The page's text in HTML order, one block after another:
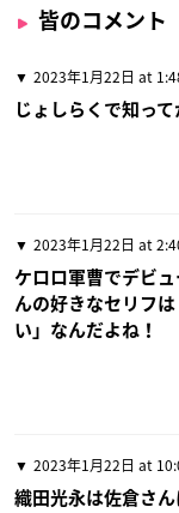
皆のコメント
2023年1月22日 at
じょしらくで知っ
2023年1月22日 at
ケロロ軍曹でデビ
んの好きなセリフ
い」なんだよね！
2023年1月22日 at
織田光永は佐倉さ